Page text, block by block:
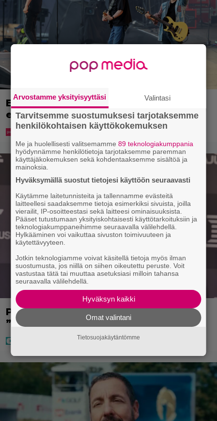
Eppu Normaalin viimeinen konsertti
esitetään Ylellä
Pysäyttävä tieto Juha Miedosta –
”Onko tämä oikein?”
Arvostamme yksityisyyttäsi Valintasi
Tarvitsemme suostumuksesi tarjotaksemme
henkilökohtaisen käyttökokemuksen
Me ja huolellisesti valitsemamme89 teknologiakumppania
hyödynnämme henkilötietoja tarjotaksemme paremman
käyttäjäkokemuksen sekä kohdentaaksemme sisältöä ja
mainoksia.
Hyväksymällä suostut tietojesi käyttöön seuraavasti
Käytämme laitetunnisteita ja tallennamme evästeitä
laitteellesi saadaksemme tietoja esimerkiksi sivuista, joilla
vierailit, IP-osoitteestasi sekä laitteesi ominaisuuksista.
Pääset tutustumaan yksityiskohtaisesti käyttötarkoituksiin ja
teknologiakumppaneihimme seuraavalla välilehdellä.
Hylkääminen voi vaikuttaa sivuston toimivuuteen ja
käytettävyyteen.
Jotkin teknologiamme voivat käsitellä tietoja myös ilman
suostumusta, jos niillä on siihen oikeutettu peruste. Voit
vastustaa tätä tai muuttaa asetuksiasi milloin tahansa
seuraavalla välilehdellä.
Hyväksyn kaikki
Omat valintani
Tietosuojakäytäntömme